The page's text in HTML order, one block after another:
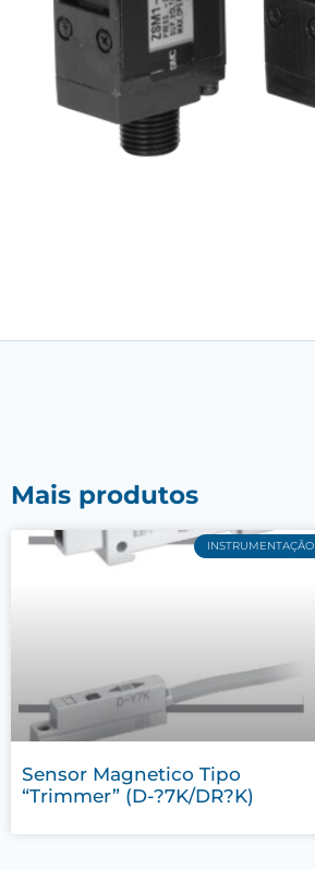
Mais produtos
INSTRUMENTAÇÃO
Sensor Magnetico Tipo
“Trimmer” (D-?7K/DR?K)